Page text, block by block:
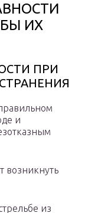
ИХ
ПРИ
и
возникнуть
из